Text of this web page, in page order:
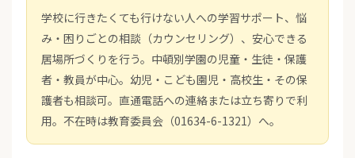
学校に行きたくても行けない人への学習サポート、悩
み・困りごとの相談（カウンセリング）、安心できる
居場所づくりを行う。中頓別学園の児童・生徒・保護
者・教員が中心。幼児・こども園児・高校生・その保
護者も相談可。直通電話への連絡または立ち寄りで利
用。不在時は教育委員会（01634-6-1321）へ。